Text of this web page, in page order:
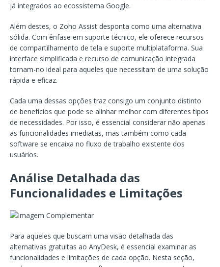
já integrados ao ecossistema Google.
Além destes, o Zoho Assist desponta como uma alternativa
sólida. Com ênfase em suporte técnico, ele oferece recursos
de compartilhamento de tela e suporte multiplataforma. Sua
interface simplificada e recurso de comunicação integrada
tornam-no ideal para aqueles que necessitam de uma solução
rápida e eficaz.
Cada uma dessas opções traz consigo um conjunto distinto
de benefícios que pode se alinhar melhor com diferentes tipos
de necessidades. Por isso, é essencial considerar não apenas
as funcionalidades imediatas, mas também como cada
software se encaixa no fluxo de trabalho existente dos
usuários.
Análise Detalhada das
Funcionalidades e Limitações
Para aqueles que buscam uma visão detalhada das
alternativas gratuitas ao AnyDesk, é essencial examinar as
funcionalidades e limitações de cada opção. Nesta seção,